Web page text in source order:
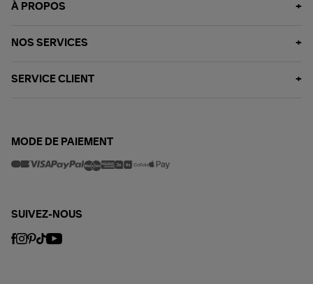
À PROPOS
NOS SERVICES
SERVICE CLIENT
MODE DE PAIEMENT
SUIVEZ-NOUS